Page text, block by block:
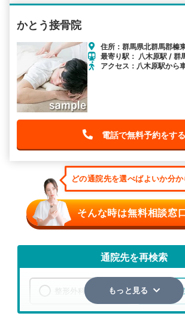
かとう接骨院
住所：群馬県北群馬郡榛
最寄り駅： 八木原駅 / 群
アクセス：八木原駅から
電話で無料予約をする
どの通院先を選べばよいか分
そんな時は無料相談窓
通院先を再検索
整形外科 整骨
もっと見る